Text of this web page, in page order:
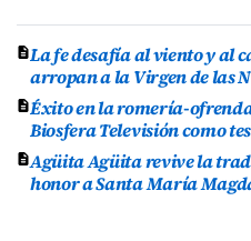
La fe desafía al viento y al
arropan a la Virgen de las
Éxito en la romería-
Biosfera Televisión como
Agüita Agüita revive la
honor a Santa María